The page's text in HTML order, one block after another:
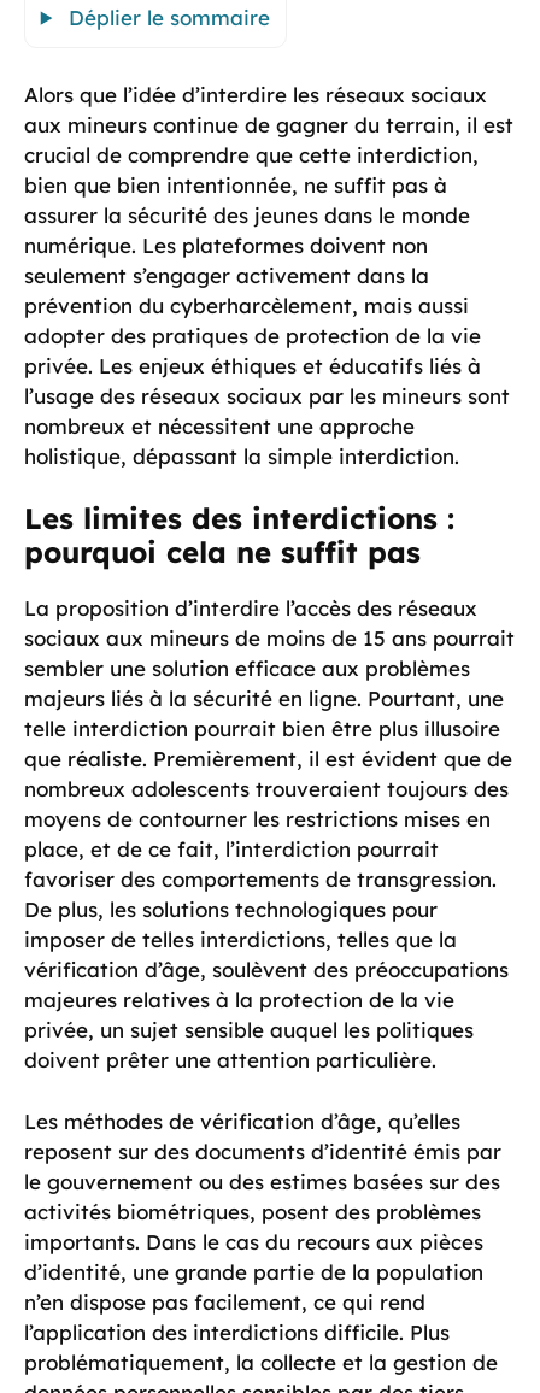
Déplier le sommaire
Alors que l’idée d’interdire les réseaux sociaux
aux mineurs continue de gagner du terrain, il est
crucial de comprendre que cette interdiction,
bien que bien intentionnée, ne suffit pas à
assurer la sécurité des jeunes dans le monde
numérique. Les plateformes doivent non
seulement s’engager activement dans la
prévention du cyberharcèlement, mais aussi
adopter des pratiques de protection de la vie
privée. Les enjeux éthiques et éducatifs liés à
l’usage des réseaux sociaux par les mineurs sont
nombreux et nécessitent une approche
holistique, dépassant la simple interdiction.
Les limites des interdictions :
pourquoi cela ne suffit pas
La proposition d’interdire l’accès des réseaux
sociaux aux mineurs de moins de 15 ans pourrait
sembler une solution efficace aux problèmes
majeurs liés à la sécurité en ligne. Pourtant, une
telle interdiction pourrait bien être plus illusoire
que réaliste. Premièrement, il est évident que de
nombreux adolescents trouveraient toujours des
moyens de contourner les restrictions mises en
place, et de ce fait, l’interdiction pourrait
favoriser des comportements de transgression.
De plus, les solutions technologiques pour
imposer de telles interdictions, telles que la
vérification d’âge, soulèvent des préoccupations
majeures relatives à la protection de la vie
privée, un sujet sensible auquel les politiques
doivent prêter une attention particulière.
Les méthodes de vérification d’âge, qu’elles
reposent sur des documents d’identité émis par
le gouvernement ou des estimes basées sur des
activités biométriques, posent des problèmes
importants. Dans le cas du recours aux pièces
d’identité, une grande partie de la population
n’en dispose pas facilement, ce qui rend
l’application des interdictions difficile. Plus
problématiquement, la collecte et la gestion de